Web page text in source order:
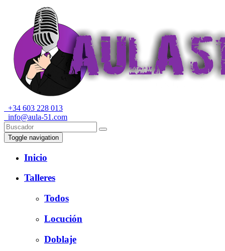
+34 603 228 013
info@aula-51.com
Toggle navigation
Inicio
Talleres
Todos
Locución
Doblaje